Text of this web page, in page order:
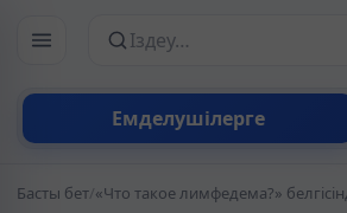
Емделушілерге
Сайттан іздеу
Басты бет/«Что такое лимфедема?»